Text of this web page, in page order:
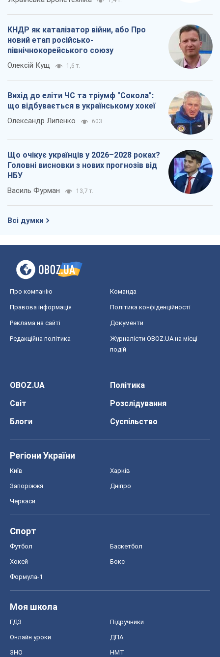
КНДР як каталізатор війни, або Про
новий етап російсько-
північнокорейського союзу
Олексій Кущ 1,6 т.
Вихід до еліти ЧС та тріумф "Сокола":
що відбувається в українському хокеї
Олександр Липенко 603
Що очікує українців у 2026–2028 роках?
Головні висновки з нових прогнозів від
НБУ
Василь Фурман 13,7 т.
Всі думки
Про компанію Команда
Правова інформація Політика конфіденційності
Реклама на сайті Документи
Редакційна політика
Журналісти OBOZ.UA на місці
подій
OBOZ.UA
Політика
Світ
Розслідування
Блоги
Суспільство
Регіони України
Київ Харків
Запоріжжя Дніпро
Черкаси
Спорт
Футбол Баскетбол
Хокей Бокс
Формула-1
Моя школа
ГДЗ Підручники
Онлайн уроки ДПА
ЗНО НМТ